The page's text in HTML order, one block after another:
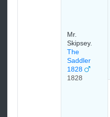
Mr.
Skipsey.
The
Saddler
1828
1828